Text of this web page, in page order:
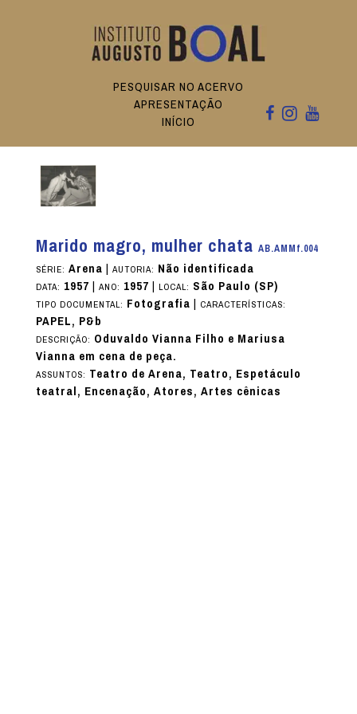
PESQUISAR NO ACERVO
APRESENTAÇÃO
INÍCIO
Marido magro, mulher chata AB.AMMf.004
SÉRIE: Arena| AUTORIA: Não identificada
DATA: 1957| ANO: 1957| LOCAL: São Paulo (SP)
TIPO DOCUMENTAL: Fotografia| CARACTERÍSTICAS:
PAPEL, P&b
DESCRIÇÃO: Oduvaldo Vianna Filho e Mariusa
Vianna em cena de peça.
ASSUNTOS: Teatro de Arena, Teatro, Espetáculo
teatral, Encenação, Atores, Artes cênicas